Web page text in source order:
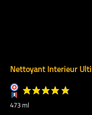
Nettoyant Interieur
473 ml